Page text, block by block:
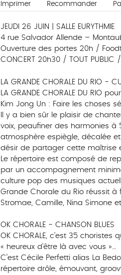
Imprimer Recommander
JEUDI 26 JUIN | SALLE EURYTHMIE
4 rue Salvador Allende –
Ouverture des portes 20h /
CONCERT 20h30 / TOUT PUBLIC
LA GRANDE CHORALE DU RIO -
LA GRANDE CHORALE DU RIO
Kim Jong Un : Faire les choses
Il y a bien sûr le plaisir de
voix, peaufiner des harmonies à
atmosphère espiègle, décalée
désir de partager cette maîtrise
Le répertoire est composé de
par un accompagnement
culture pop des musiques
Grande Chorale du Rio réussit
Stromae, Camille, Nina Simone
OK CHORALE - CHANSON BLUES
OK CHORALE, c’est 35
« heureux d’être là avec vous »…
C’est Cécile Perfetti alias La
répertoire drôle, émouvant,